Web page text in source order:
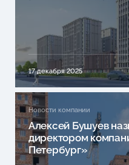
17 декабря 2025
Новости компании
Алексей Бушуев
директором
Петербург»